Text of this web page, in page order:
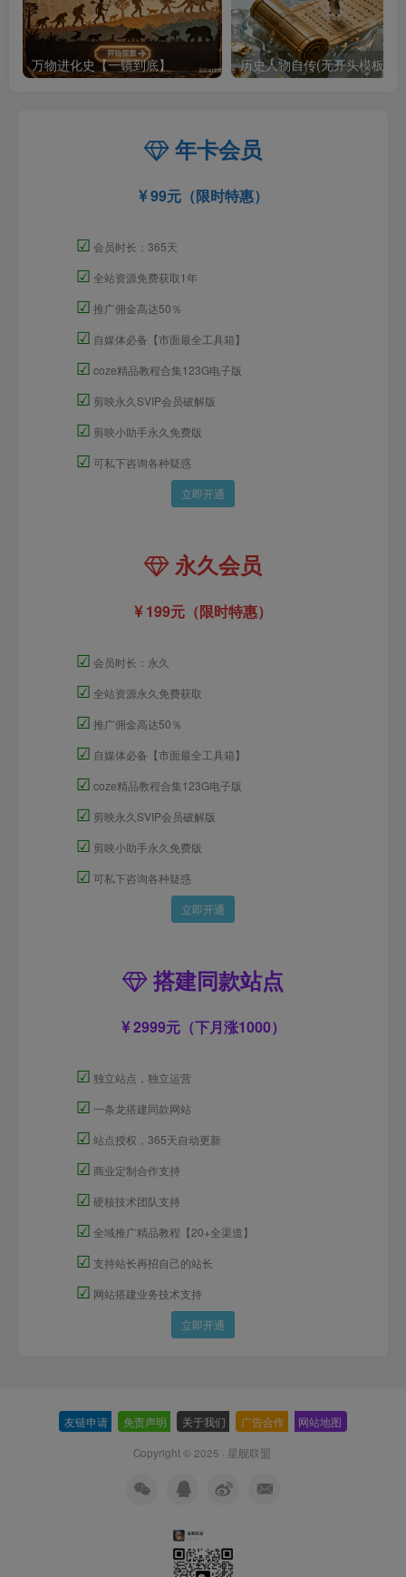
万物进化史【一镜到底】 历史人物自传(无开头模板)
年卡会员
99元（限时特惠）
☑ 会员时长：365天
☑ 全站资源免费获取1年
☑ 推广佣金高达50％
☑ 自媒体必备【市面最全工具箱】
☑ coze精品教程合集123G电子版
☑ 剪映永久SVIP会员破解版
☑ 剪映小助手永久免费版
☑ 可私下咨询各种疑惑
立即开通
永久会员
199元（限时特惠）
☑ 会员时长：永久
☑ 全站资源永久免费获取
☑ 推广佣金高达50％
☑ 自媒体必备【市面最全工具箱】
☑ coze精品教程合集123G电子版
☑ 剪映永久SVIP会员破解版
☑ 剪映小助手永久免费版
☑ 可私下咨询各种疑惑
立即开通
搭建同款站点
2999元（下月涨1000）
☑ 独立站点，独立运营
☑ 一条龙搭建同款网站
☑ 站点授权，365天自动更新
☑ 商业定制合作支持
☑ 硬核技术团队支持
☑ 全域推广精品教程【20+全渠道】
☑ 支持站长再招自己的站长
☑ 网站搭建业务技术支持
立即开通
友链申请 免责声明 关于我们 广告合作 网站地图
Copyright © 2025 · 星舰联盟